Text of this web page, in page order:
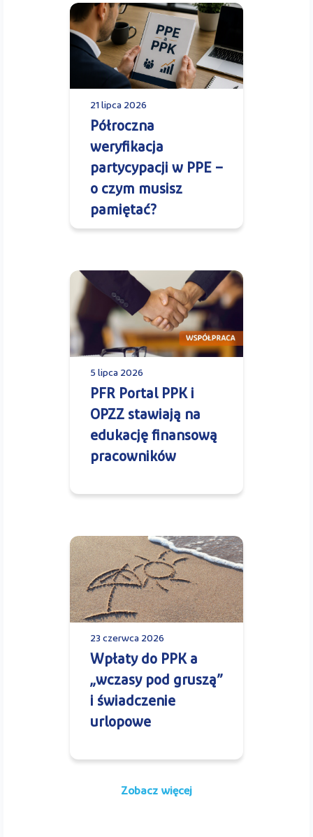
21 lipca 2026
Półroczna
weryfikacja
partycypacji w PPE –
o czym musisz
pamiętać?
5 lipca 2026
PFR Portal PPK i
OPZZ stawiają na
edukację finansową
pracowników
23 czerwca 2026
Wpłaty do PPK a
„wczasy pod gruszą”
i świadczenie
urlopowe
Zobacz więcej